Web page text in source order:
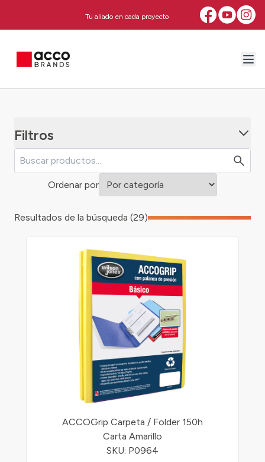
Tu aliado en cada proyecto
Filtros
Ordenar por
Resultados de la búsqueda (29)
ACCOGrip Carpeta / Folder 150h
Carta Amarillo
SKU: P0964